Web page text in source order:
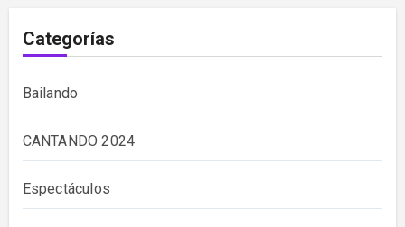
Categorías
Bailando
CANTANDO 2024
Espectáculos